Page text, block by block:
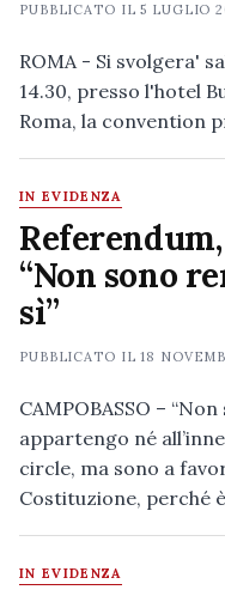
PUBBLICATO IL5 LUGLIO
ROMA - Si svolgera'
14.30, presso l'hotel
Roma, la convention
IN EVIDENZA
“Non sono
sì”
PUBBLICATO IL18
CAMPOBASSO –
appartengo né
circle, ma sono a
Costituzione, perché
IN EVIDENZA